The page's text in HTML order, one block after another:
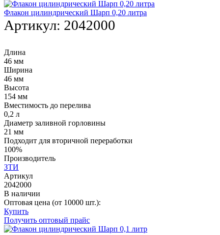
Флакон цилиндрический Шарп 0,20 литра
Артикул: 2042000
Длина
46 мм
Ширина
46 мм
Высота
154 мм
Вместимость до перелива
0,2 л
Диаметр заливной горловины
21 мм
Подходит для вторичной переработки
100%
Производитель
ЗТИ
Артикул
2042000
В наличии
Оптовая цена (от 10000 шт.):
Купить
Получить оптовый прайс